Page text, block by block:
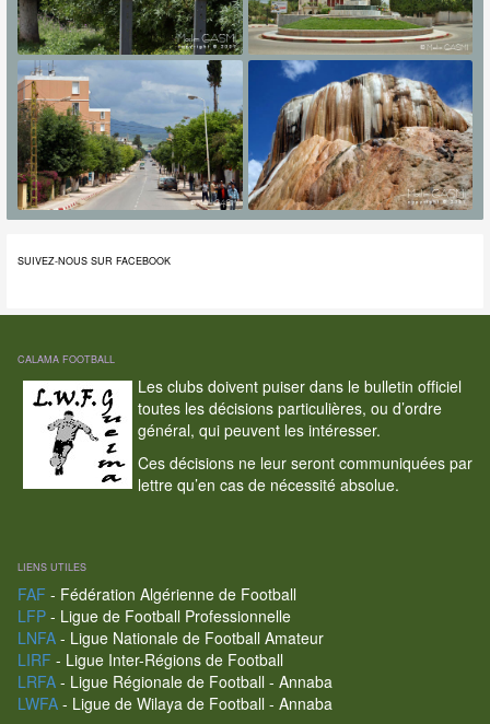
SUIVEZ-NOUS SUR FACEBOOK
CALAMA FOOTBALL
Les clubs doivent puiser dans le bulletin officiel
toutes les décisions particulières, ou d’ordre
général, qui peuvent les intéresser.
Ces décisions ne leur seront communiquées par
lettre qu’en cas de nécessité absolue.
LIENS UTILES
FAF - Fédération Algérienne de Football
LFP- Ligue de Football Professionnelle
LNFA- Ligue Nationale de Football Amateur
LIRF - Ligue Inter-Régions de Football
LRFA- Ligue Régionale de Football - Annaba
LWFA- Ligue de Wilaya de Football - Annaba